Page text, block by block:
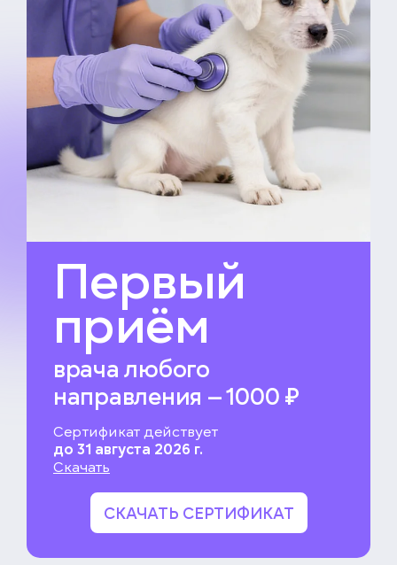
Первый
приём
врача любого
направления — 1000 ₽
Сертификат действует
до 31 августа 2026 г.
Скачать
СКАЧАТЬ СЕРТИФИКАТ